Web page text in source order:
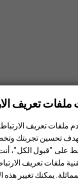
ملفات تعريف
ملفات تعريف
بهدف تحسين تجربتك
على "قبول الكل"،
ملفات تعريف
يمكنك تغيير